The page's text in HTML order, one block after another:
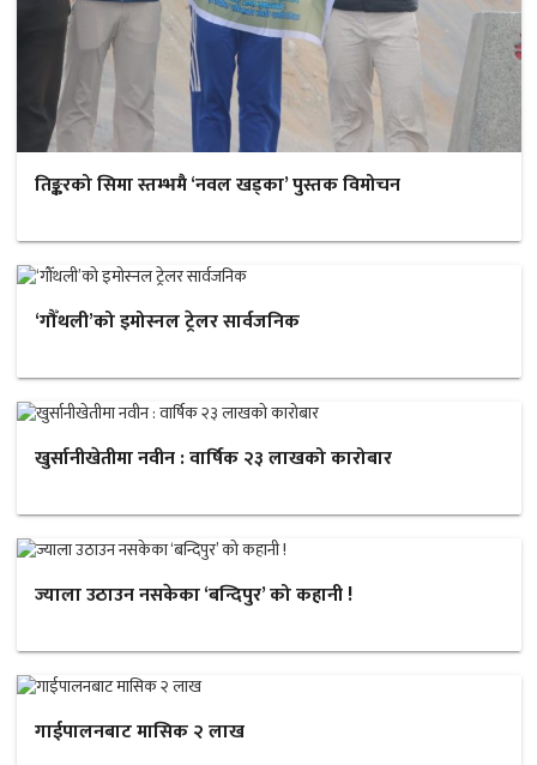
तिङ्करको सिमा स्तम्भमै ‘नवल खड्का’ पुस्तक विमोचन
‘गौँथली’को इमोस्नल ट्रेलर सार्वजनिक
खुर्सानीखेतीमा नवीन : वार्षिक २३ लाखको कारोबार
ज्याला उठाउन नसकेका ‘बन्दिपुर’ को कहानी !
गाईपालनबाट मासिक २ लाख